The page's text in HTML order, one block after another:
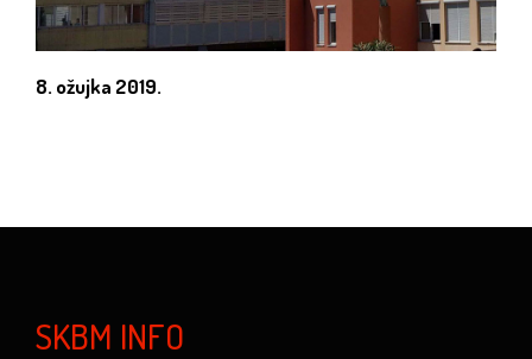
8. ožujka 2019.
SKBM INFO